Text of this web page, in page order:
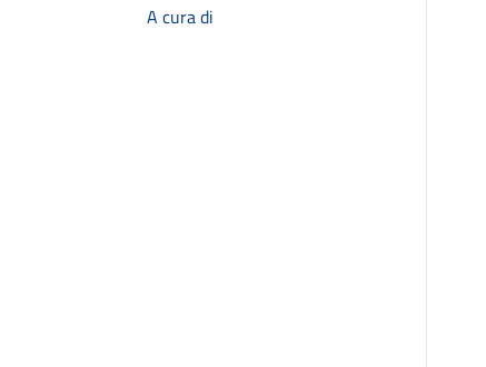
A cura di